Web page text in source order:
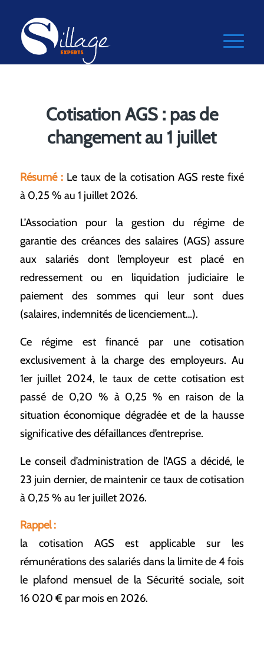
Cotisation AGS : pas de
changement au 1 juillet
Résumé :Le taux de la cotisation AGS reste fixé
à 0,25 % au 1 juillet 2026.
L’Association pour la gestion du régime de
garantie des créances des salaires (AGS) assure
aux salariés dont l’employeur est placé en
redressement ou en liquidation judiciaire le
paiement des sommes qui leur sont dues
(salaires, indemnités de licenciement…).
Ce régime est financé par une cotisation
exclusivement à la charge des employeurs. Au
1er juillet 2024, le taux de cette cotisation est
passé de 0,20 % à 0,25 % en raison de la
situation économique dégradée et de la hausse
significative des défaillances d’entreprise.
Le conseil d’administration de l’AGS a décidé, le
23 juin dernier, de maintenir ce taux de cotisation
à 0,25 % au 1er juillet 2026.
Rappel :
la cotisation AGS est applicable sur les
rémunérations des salariés dans la limite de 4 fois
le plafond mensuel de la Sécurité sociale, soit
16 020 € par mois en 2026.